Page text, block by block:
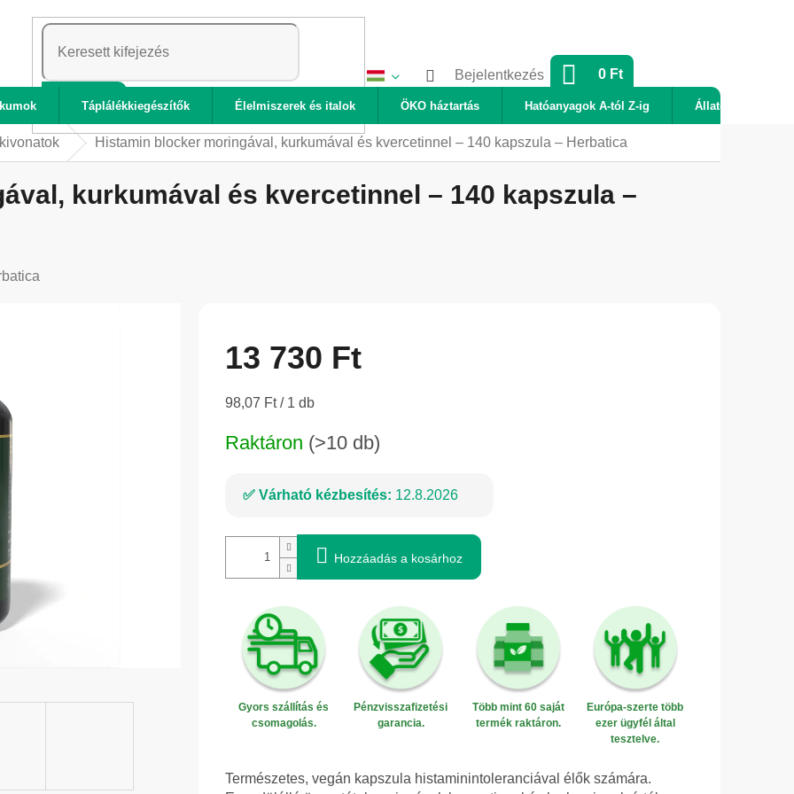
KERESÉS
Bejelentkezés KOSÁR
0 Ft
Táplálékkiegészítők Élelmiszerek és italok ÖKO háztartás Hatóanyagok A-tól Z-ig Állatok
Histamin blocker moringával, kurkumával és kvercetinnel – 140 kapszula – Herbatica
kurkumával és kvercetinnel – 140 kapszula –
13 730 Ft
Egységár:
98,07 Ft / 1 db
Raktáron (>10 db)
Várható kézbesítés: 12.8.2026
Hozzáadás a kosárhoz
Gyors szállítás és
csomagolás.
Pénzvisszafizetési
garancia.
Több mint 60 saját
termék raktáron.
Európa-szerte több
ezer ügyfél által
tesztelve.
Természetes, vegán kapszula histaminintoleranciával élők számára.